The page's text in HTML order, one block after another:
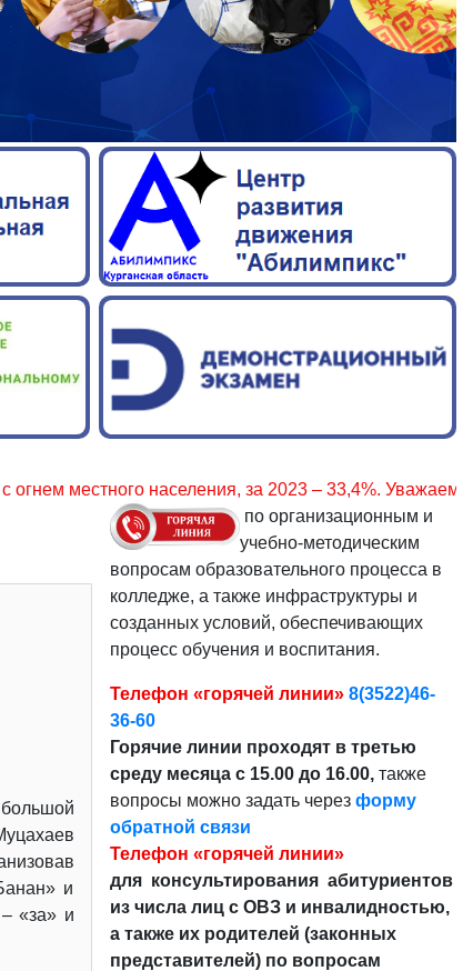
за 2023 – 33,4%. Уважаемые граждане,
и
«за» и
по организационным и
учебно-методическим
вопросам образовательного процесса в
колледже, а также инфраструктуры и
созданных условий, обеспечивающих
процесс обучения и воспитания.
Телефон «горячей линии» 8(3522)46-
36-60
Горячие линии проходят в третью
среду месяца с 15.00 до 16.00, также
вопросы можно задать через форму
обратной связи
Телефон «горячей линии»
для консультирования абитуриентов
из числа лиц с ОВЗ и инвалидностью,
а также их родителей (законных
представителей) по вопросам